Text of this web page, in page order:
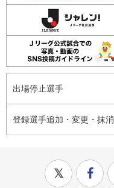
出場停止選手
登録選手追加・変更・抹消